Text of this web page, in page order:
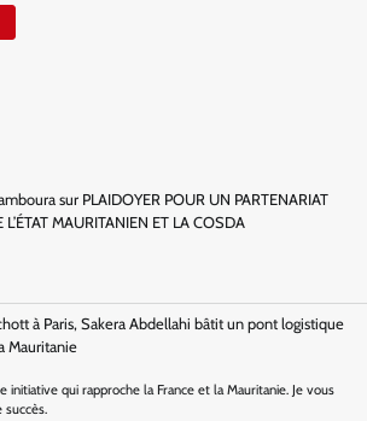
sur PLAIDOYER POUR UN PARTENARIAT
L’ÉTAT MAURITANIEN ET LA COSDA
à Paris, Sakera Abdellahi bâtit un pont logistique
Mauritanie
initiative qui rapproche la France et la Mauritanie. Je vous
succès.